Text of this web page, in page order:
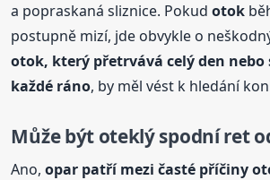
a popraskaná sliznice. Pokudotok
postupně mizí, jde obvykle o
otok, který přetrvává celý den nebo
každé ráno, by měl vést k hledání
Může být oteklý spodní ret
Ano,opar patří mezi časté příčiny